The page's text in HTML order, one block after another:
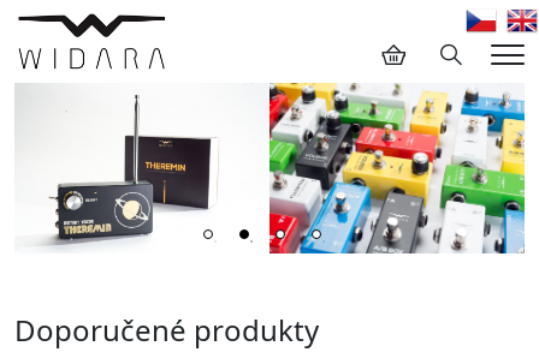
Hledání
Doporučené produkty